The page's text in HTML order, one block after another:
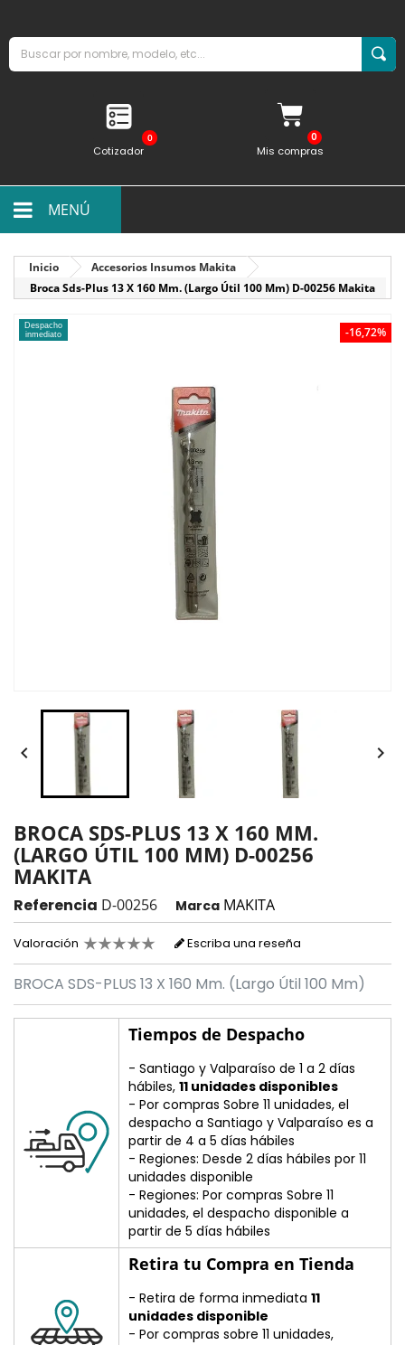
0
Cotizador Mis compras
MENÚ
Inicio
Accesorios Insumos Makita
Broca Sds-Plus 13 X 160 Mm. (Largo Útil 100 Mm) D-00256 Makita
-16,72%
Despacho
inmediato
 
BROCA SDS-PLUS 13 X 160 MM.
(LARGO ÚTIL 100 MM) D-00256
MAKITA
Referencia D-00256 Marca MAKITA
Valoración Escriba una reseña
BROCA SDS-PLUS 13 X 160 Mm. (Largo Útil 100 Mm)
Tiempos de Despacho
- Santiago y Valparaíso de 1 a 2 días
hábiles, 11 unidades disponibles
- Por compras Sobre 11 unidades, el
despacho a Santiago y Valparaíso es a
partir de 4 a 5 días hábiles
- Regiones: Desde 2 días hábiles por 11
unidades disponible
- Regiones: Por compras Sobre 11
unidades, el despacho disponible a
partir de 5 días hábiles
Retira tu Compra en Tienda
- Retira de forma inmediata 11
unidades disponible
- Por compras sobre 11 unidades,